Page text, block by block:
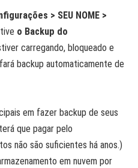
> SEU NOME >
o Backup do
carregando, bloqueado e
backup automaticamente de
em fazer backup de seus
que pagar pelo
não são suficientes há anos.)
em nuvem por